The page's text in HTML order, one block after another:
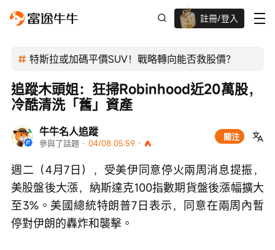
註冊/登入
迎新驚喜賞 股票/BTC等任你揀!
特斯拉或加碼平價SUV！戰略轉向能否救股價？
牛牛名人追蹤
參與了話題 · 04/08 05:59 ·
關注
追蹤木頭姐：狂掃Robinhood近20萬股，
冷酷清洗「舊」資產
週二（4月7日），受美伊同意停火兩周消息提振，
美股盤後大漲，納斯達克100指數期貨盤後漲幅擴大
至3%。美國總統特朗普7日表示，同意在兩周內暫
停對伊朗的轟炸和襲擊。